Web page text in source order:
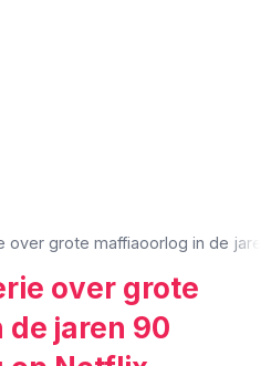
over grote maffiaoorlog in de
over grote
jaren 90